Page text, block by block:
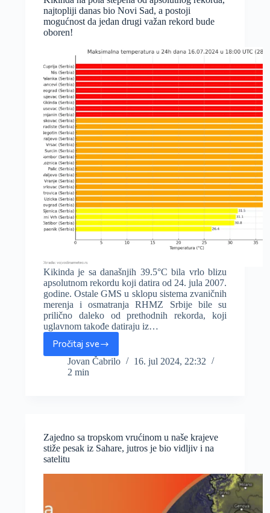
PlayStore!
najtopliji danas bio Novi Sad, a postoji
mogućnost da jedan drugi važan rekord bude
oboren!
Kikinda je sa današnjih 39.5°C bila vrlo blizu
apsolutnom rekordu koji datira od 24. jula 2007.
godine. Ostale GMS u sklopu sistema zvaničnih
merenja i osmatranja RHMZ Srbije bile su
prilično daleko od prethodnih rekorda, koji
uglavnom takođe datiraju iz…
Pročitaj sve
Kikinda
na
pola
najtopliji
danas
Jovan Čabrilo
16. jul 2024, 22:32
2 min
Zajedno sa tropskom vrućinom u naše krajeve
stiže pesak iz Sahare, jutros je bio vidljiv i na
satelitu